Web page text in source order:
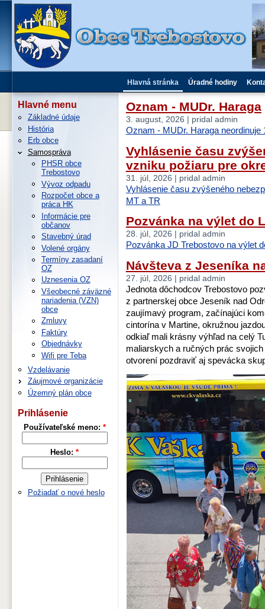
Hlavná stránka Úradné hodiny
Oznam - MUDr. Haraga
3. august, 2026 | pridal admin
Oznam - MUDr. Haraga neordinuje
Vyhlásenie času
vzniku požiaru pre
31. júl, 2026 | pridal admin
Vyhlásenie času zvýšeného
MT a TR
Pozvánka na výlet do
28. júl, 2026 | pridal admin
Pozvánka JD Trebostovo na výlet
Návšteva z Jeseníka
27. júl, 2026 | pridal admin
Jednota dôchodcov Trebostovo
z partnerskej obce Jeseník nad
zaujímavý program, začínajúci
cintorína v Martine, okružnou
odkiaľ mali krásny výhľad na celý
maliarskych a ručných prác
otvorení pozdraviť aj spevácka
Hlavné menu
Základné údaje
História
Erb obce
Samospráva
PHSR obce
Trebostovo
Vývoz odpadu
Rozpočet obce a
práca HK
Informácie pre
občanov
Stavebný úrad
Volené orgány
Termíny zasadaní
OZ
Uznesenia OZ
Všeobecné záväzné
nariadenia (VZN)
obce
Zmluvy
Faktúry
Objednávky
Wifi pre Teba
Vzdelávanie
Záujmové organizácie
Územný plán obce
Prihlásenie
Používateľské meno: *
Heslo: *
Požiadať o nové heslo